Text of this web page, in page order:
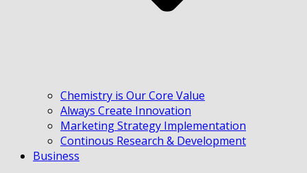
Chemistry is Our Core Value
Always Create Innovation
Marketing Strategy Implementation
Continous Research & Development
Business